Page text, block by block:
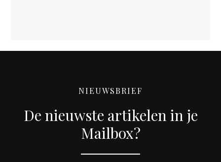
NIEUWSBRIEF
De nieuwste artikelen in je
Mailbox?